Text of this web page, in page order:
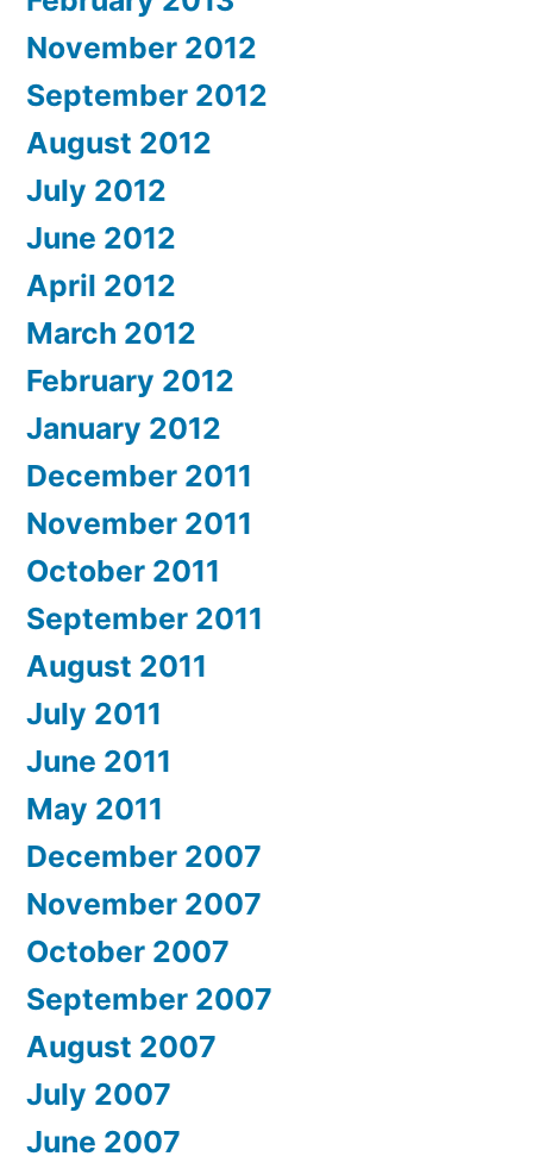
November 2012
September 2012
August 2012
July 2012
June 2012
April 2012
March 2012
February 2012
January 2012
December 2011
November 2011
October 2011
September 2011
August 2011
July 2011
June 2011
May 2011
December 2007
November 2007
October 2007
September 2007
August 2007
July 2007
June 2007